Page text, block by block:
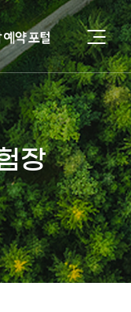
장